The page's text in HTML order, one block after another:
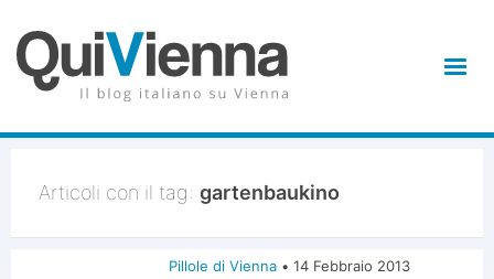
Articoli con il tag: gartenbaukino
Pillole di Vienna • 14 Febbraio 2013